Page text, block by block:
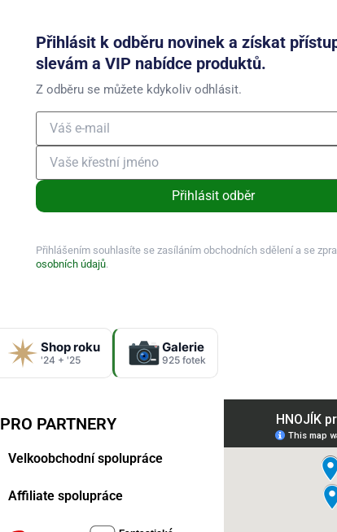
Přihlásit k odběru novinek a získat
slevám a VIP nabídce produktů.
Z odběru se můžete kdykoliv odhlásit.
Přihlásit odběr
Přihlášením souhlasíte se zasíláním obchodních sdělení a se
osobních údajů.
Shop roku
'24 + '25
Galerie
925 fotek
PRO PARTNERY
Velkoobchodní spolupráce
Affiliate spolupráce